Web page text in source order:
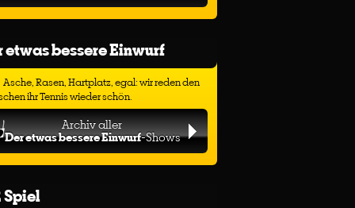
etwas bessere Einwurf
Asche, Rasen, Hartplatz, egal: wir reden den
ihr Tennis wieder schön.
Archiv aller
Der etwas bessere Einwurf-Shows